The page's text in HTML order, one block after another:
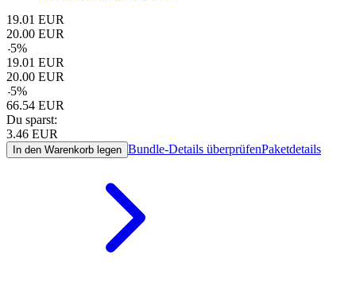
19.01 EUR
20.00 EUR
-5%
19.01 EUR
20.00 EUR
-5%
66.54 EUR
Du sparst:
3.46 EUR
In den Warenkorb legen Bundle-Details überprüfenPaketdetails